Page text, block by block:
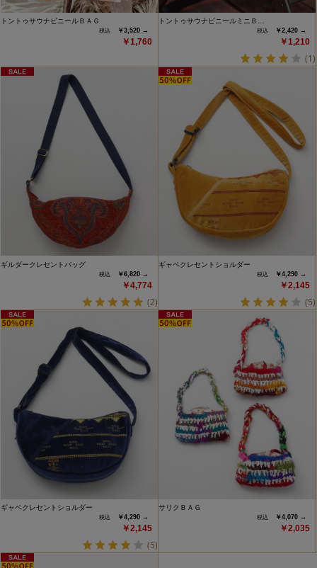
トントゥサウナビニールＢＡＧ
￥3,520 →
￥1,760
トントゥサウナビニールミニＢ…
￥2,420 →
￥1,210
(1)
ギルダークレセントバッグ
￥6,820 →
￥4,774
(2)
ギャベクレセントショルダー
￥4,290 →
￥2,145
(5)
ギャベクレセントショルダー
￥4,290 →
￥2,145
(5)
サリクＢＡＧ
￥4,070 →
￥2,035